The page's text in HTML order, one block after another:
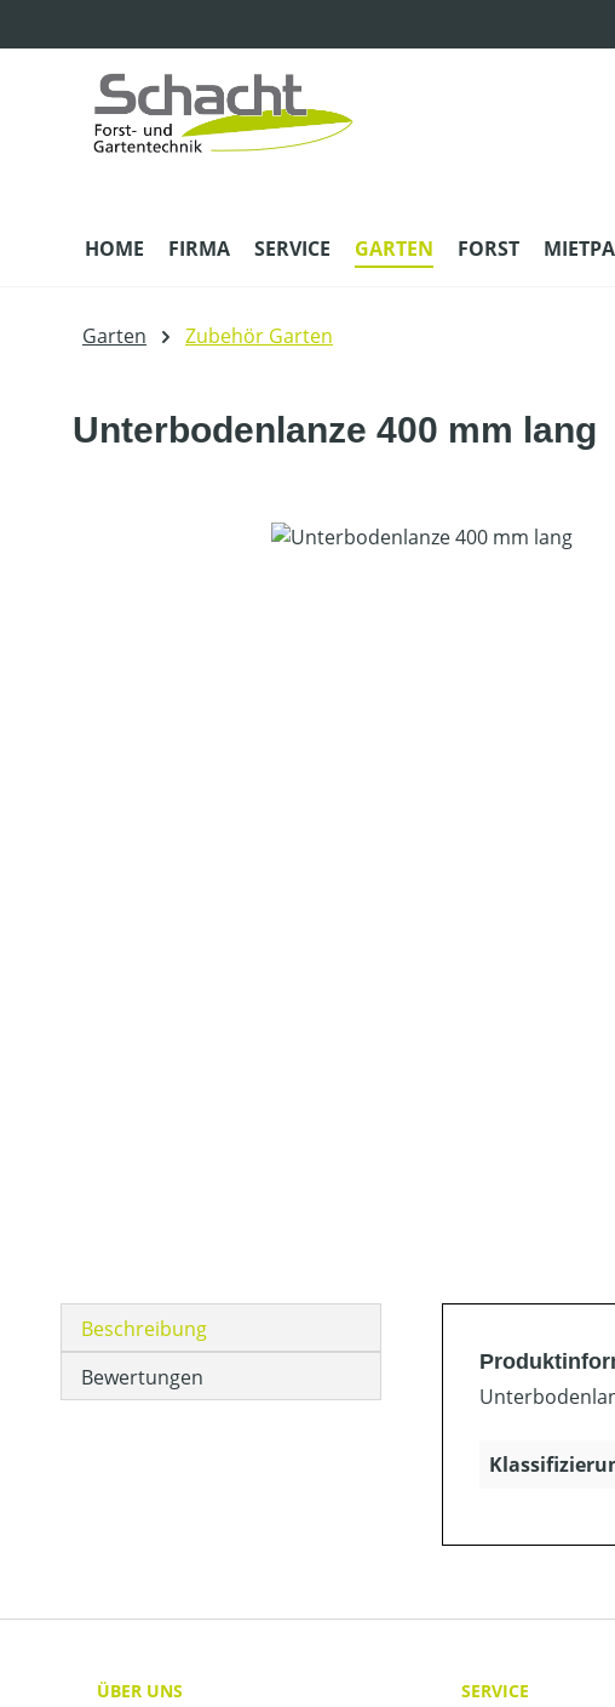
HOME FIRMA SERVICE GARTEN FORST
Garten Zubehör Garten
Unterbodenlanze 400 mm lang
Bildergalerie überspringen
Beschreibung
Bewertungen
ÜBER UNS
SERVICE